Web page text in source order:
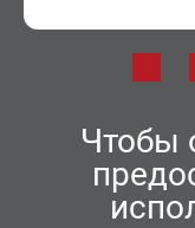
Чтобы